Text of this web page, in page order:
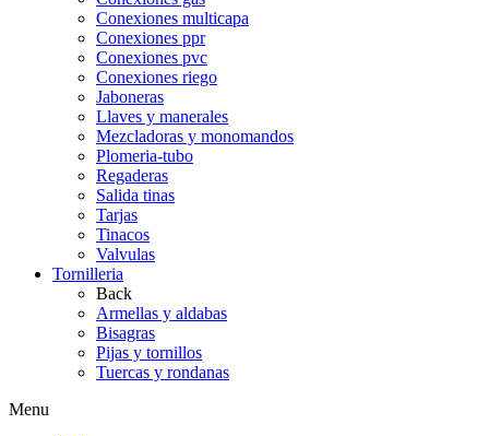
Conexiones multicapa
Conexiones ppr
Conexiones pvc
Conexiones riego
Jaboneras
Llaves y manerales
Mezcladoras y monomandos
Plomeria-tubo
Regaderas
Salida tinas
Tarjas
Tinacos
Valvulas
Tornilleria
Back
Armellas y aldabas
Bisagras
Pijas y tornillos
Tuercas y rondanas
Menu